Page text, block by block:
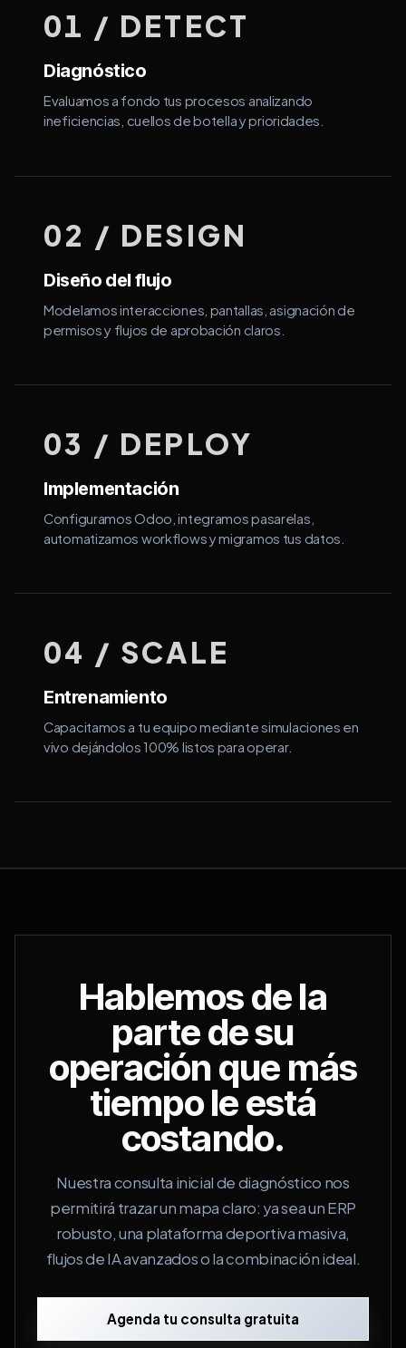
01 / DETECT
Diagnóstico
Evaluamos a fondo tus procesos analizando
ineficiencias, cuellos de botella y prioridades.
02 / DESIGN
Diseño del flujo
Modelamos interacciones, pantallas, asignación de
permisos y flujos de aprobación claros.
03 / DEPLOY
Implementación
Configuramos Odoo, integramos pasarelas,
automatizamos workflows y migramos tus datos.
04 / SCALE
Entrenamiento
Capacitamos a tu equipo mediante simulaciones en
vivo dejándolos 100% listos para operar.
Hablemos de la
parte de su
operación que más
tiempo le está
costando.
Nuestra consulta inicial de diagnóstico nos
permitirá trazar un mapa claro: ya sea un ERP
robusto, una plataforma deportiva masiva,
flujos de IA avanzados o la combinación ideal.
Agenda tu consulta gratuita